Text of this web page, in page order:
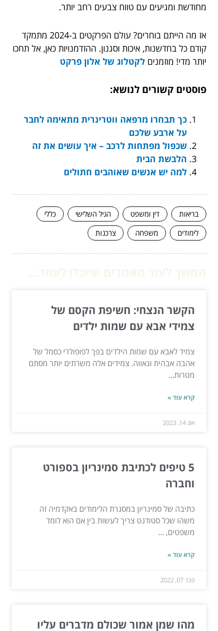
מחודשת ומגיעים עם טווח צבעים רחב יותר.
אז מה הייתם בוחרים? עולם הפרקטים ב-2024 מתמקד
קודם כל בחדשנות, איכות וסגנון. ההזדמנויות כאן, אל תחכו
יותר מדי! מוזמנים לקטלוג של אלון פרקט
פוסטים קשורים לנושא:
כך תבחרו מרפאה ווטרינרית מתאימה לחבר
על ארבע שלכם
שכפול מפתחות לרכב – איך עושים את זה
הלבשת הבית
למה יש אנשים שאוהבים חתולים
בריאות דין ומשפט הגיל השלישי
כללי
לימודים
משפחה צרכנות
הקשר הנצחי: חשיפת הקסם של
צמידי אבא עם שמות ילדים
צמיד לאבא עם שמות הילדים בפך לפופולרי כסמל של
אהבה אבהית וגאווה. צמידים אלה משרתים יותר מסתם
מטרות...
קרא עוד »
אוג 14, 2023
5 טיפים לכתיבת סמינריון בספורט
וחברה
כתיבה של סמינריון במסגרת הלימודים באקדמיה זה
משהו שכל סטודנט צריך לעשות בין אם הוא לומד
משפטים, ...
קרא עוד »
פבר 07, 2022
מהו שמן אמור שכולם מדברים עליו